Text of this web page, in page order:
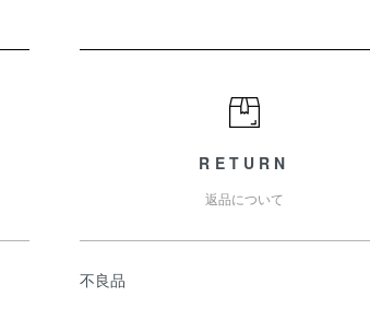
RETURN
返品について
不良品